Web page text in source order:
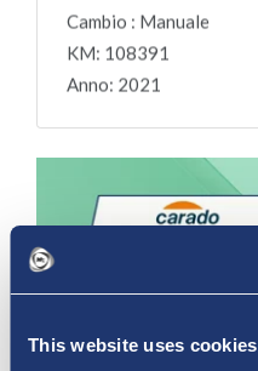
This website uses cookies
Cambio : Manuale
KM: 108391
Anno: 2021